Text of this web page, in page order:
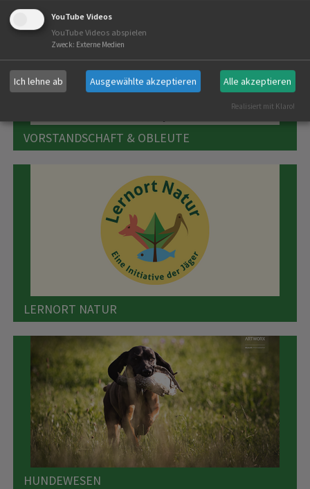
VORSTANDSCHAFT & OBLEUTE
LERNORT NATUR
HUNDEWESEN
YouTube Videos
YouTube Videos abspielen
Zweck: Externe Medien
Ich lehne ab Ausgewählte akzeptieren Alle akzeptieren
Realisiert mit Klaro!